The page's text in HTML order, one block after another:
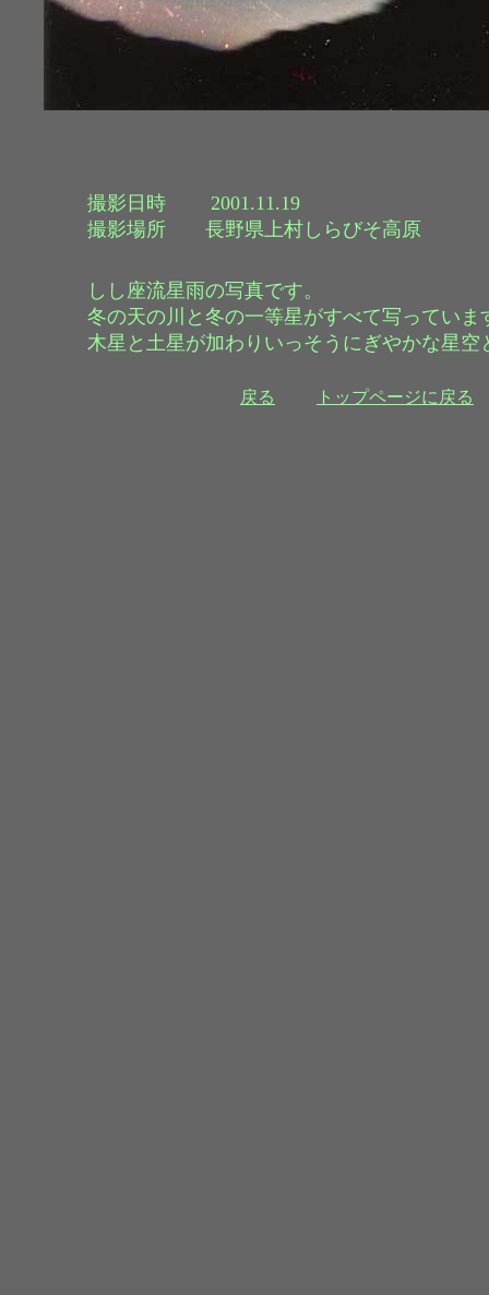
撮影日時 2001.11.19
撮影場所 長野県上村しらびそ高原
トップページに戻る
しし座流星雨の写真です。
冬の天の川と冬の一等星がすべて写っていま
木星と土星が加わりいっそうにぎやかな星空
戻る